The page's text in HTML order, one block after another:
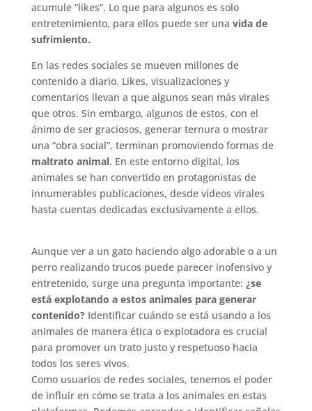
acumule “likes”. Lo que para algunos es solo
entretenimiento, para ellos puede ser una vida de
sufrimiento.
En las redes sociales se mueven millones de
contenido a diario. Likes, visualizaciones y
comentarios llevan a que algunos sean más virales
que otros. Sin embargo, algunos de estos, con el
ánimo de ser graciosos, generar ternura o mostrar
una “obra social”, terminan promoviendo formas de
maltrato animal. En este entorno digital, los
animales se han convertido en protagonistas de
innumerables publicaciones, desde vídeos virales
hasta cuentas dedicadas exclusivamente a ellos.
Aunque ver a un gato haciendo algo adorable o a un
perro realizando trucos puede parecer inofensivo y
entretenido, surge una pregunta importante: ¿se
está explotando a estos animales para generar
contenido? Identificar cuándo se está usando a los
animales de manera ética o explotadora es crucial
para promover un trato justo y respetuoso hacia
todos los seres vivos.
Como usuarios de redes sociales, tenemos el poder
de influir en cómo se trata a los animales en estas